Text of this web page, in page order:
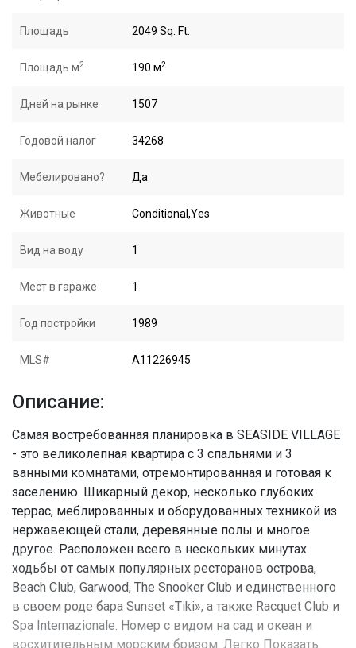
Площадь 2049 Sq. Ft.
Площадь м2 190 м2
Дней на рынке 1507
Годовой налог 34268
Мебелировано? Да
Животные Conditional,Yes
Вид на воду 1
Мест в гараже 1
Год постройки 1989
MLS# A11226945
Описание:
Самая востребованная планировка в SEASIDE VILLAGE
- это великолепная квартира с 3 спальнями и 3
ванными комнатами, отремонтированная и готовая к
заселению. Шикарный декор, несколько глубоких
террас, меблированных и оборудованных техникой из
нержавеющей стали, деревянные полы и многое
другое. Расположен всего в нескольких минутах
ходьбы от самых популярных ресторанов острова,
Beach Club, Garwood, The Snooker Club и единственного
в своем роде бара Sunset «Tiki», а также Racquet Club и
Spa Internazionale. Номер с видом на сад и океан и
восхитительным морским бризом. Легко Показать.